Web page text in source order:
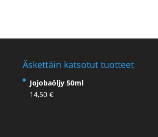
Äskettäin katsotut tuotteet
Jojobaöljy 50ml
14,50 €